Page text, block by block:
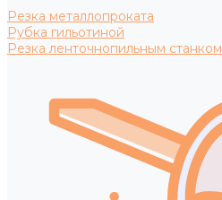
Резка металлопроката
Рубка гильотиной
Резка ленточнопильным станком